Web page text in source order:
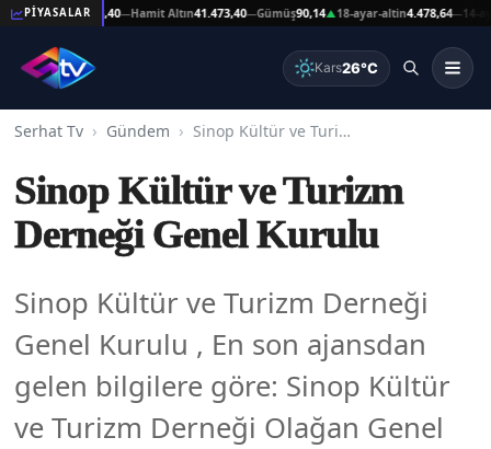
PİYASALAR
Altın41.473,40 Hamit Altın41.473,40—Gümüş90,14▲18-ayar-altin4.478,64—14-ayar-
Kars26°C
Serhat Tv Gündem Sinop Kültür ve Turizm Derneği Genel Kurulu
Sinop Kültür ve Turizm
Derneği Genel Kurulu
Sinop Kültür ve Turizm Derneği
Genel Kurulu , En son ajansdan
gelen bilgilere göre: Sinop Kültür
ve Turizm Derneği Olağan Genel